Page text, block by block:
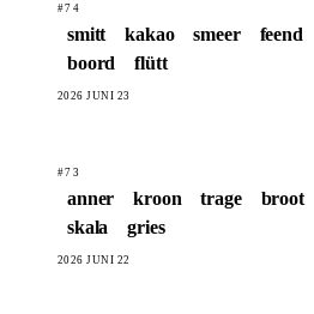
#74
smitt kakao smeer feend
boord
flütt
2026 JUNI 23
#73
anner kroon trage broot
skala
gries
2026 JUNI 22